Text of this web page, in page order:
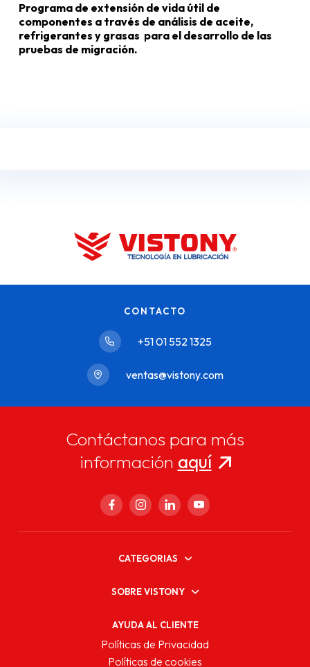
Programa de extensión de vida útil de
componentes a través de análisis de aceite,
refrigerantes y grasas para el desarrollo de las
pruebas de migración.
CONTACTO
+51 01 552 1325
ventas@vistony.com
Contáctanos para más
información aquí
CATEGORIAS
SOBRE VISTONY
AYUDA AL CLIENTE
Políticas de Privacidad
Políticas de cookies